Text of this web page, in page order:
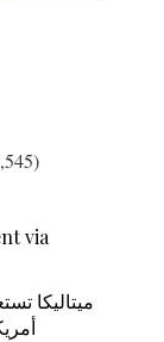
via
ميتاليكا